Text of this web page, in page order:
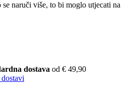
naruči više, to bi moglo utjecati na
dostava od € 49,90